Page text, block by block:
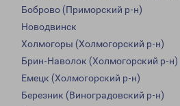
Боброво (Приморский р-н)
Новодвинск
Холмогоры (Холмогорский р-н)
Брин-Наволок (Холмогорский р-н)
Емецк (Холмогорский р-н)
Березник (Виноградовский р-н)